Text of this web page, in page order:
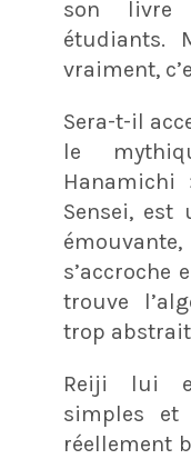
son livre
étudiants.
vraiment,
Sera-t-il
le
Sensei, est
s’accroche
trouve
trop
Reiji lui
simples et
réellement